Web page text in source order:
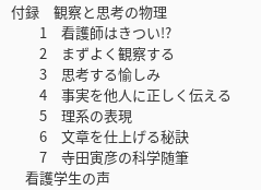
付録 観察と思考の物理
1 看護師はきつい!?
2 まずよく観察する
3 思考する愉しみ
4 事実を他人に正しく伝える
5 理系の表現
6 文章を仕上げる秘訣
7 寺田寅彦の科学随筆
看護学生の声